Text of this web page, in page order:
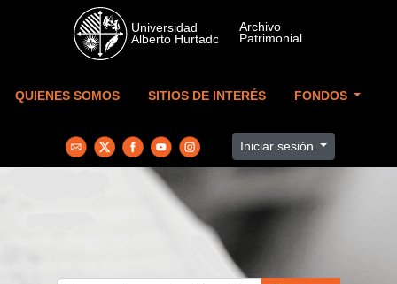
Skip to main content
QUIENES SOMOS SITIOS DE INTERÉS FONDOS
Iniciar sesión